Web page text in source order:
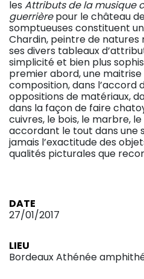
les Attributs de la musique
guerrièrepour le château
somptueuses constituent
Chardin, peintre de natures
ses divers tableaux
simplicité et bien plus
premier abord, une
composition, dans l’accord
oppositions de matériaux,
dans la façon de faire
cuivres, le bois, le marbre,
accordant le tout dans une
jamais l’exactitude des
qualités picturales que
DATE
27/01/2017
LIEU
Bordeaux Athénée